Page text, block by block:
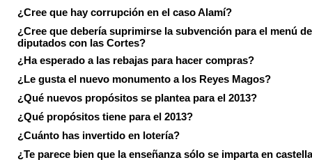
¿Cree que hay corrupción en el caso Alamí?
¿Cree que debería suprimirse la subvención para el menú
diputados con las Cortes?
¿Ha esperado a las rebajas para hacer compras?
¿Le gusta el nuevo monumento a los Reyes Magos?
¿Qué nuevos propósitos se plantea para el 2013?
¿Qué propósitos tiene para el 2013?
¿Cuánto has invertido en lotería?
¿Te parece bien que la enseñanza sólo se imparta en